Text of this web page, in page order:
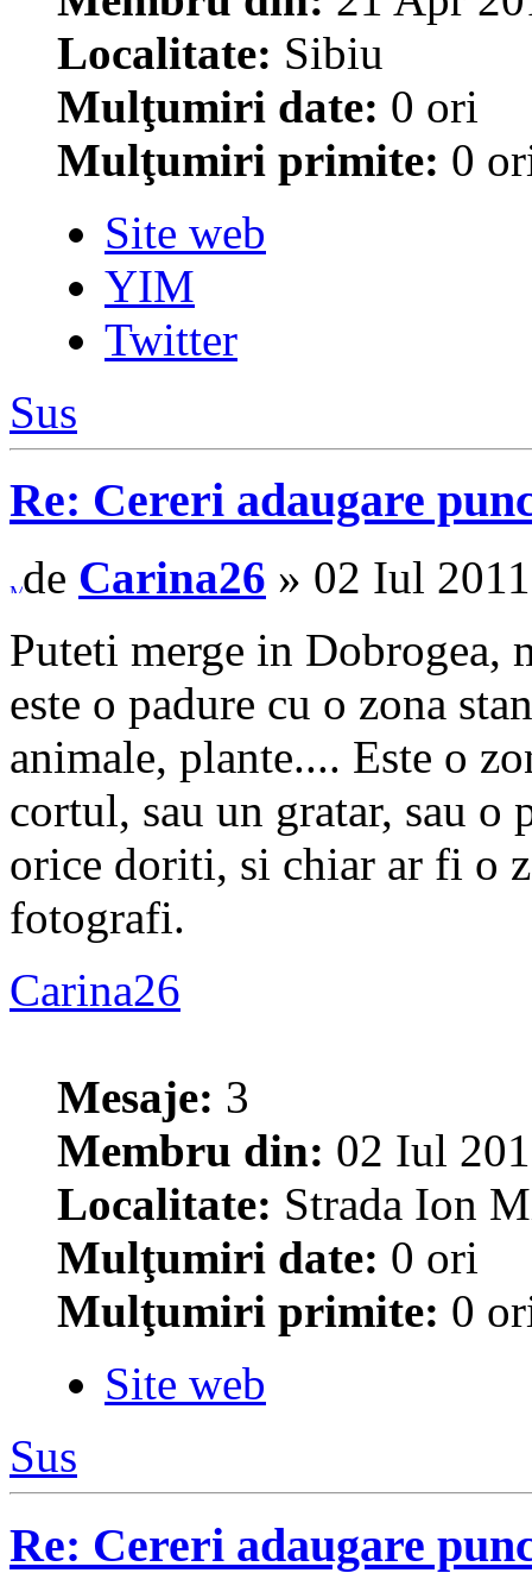
Localitate: Sibiu
Mulţumiri date: 0 ori
Mulţumiri primite: 0
Site web
YIM
Twitter
Sus
Re: Cereri adaugare
de Carina26 » 02 Iul
Puteti merge in Dobrogea,
este o padure cu o zona
animale, plante.... Este o
cortul, sau un gratar, sau o
orice doriti, si chiar ar fi o
fotografi.
Carina26
Mesaje: 3
Membru din: 02 Iul
Localitate: Strada Ion
Mulţumiri date: 0 ori
Mulţumiri primite: 0
Site web
Sus
Re: Cereri adaugare